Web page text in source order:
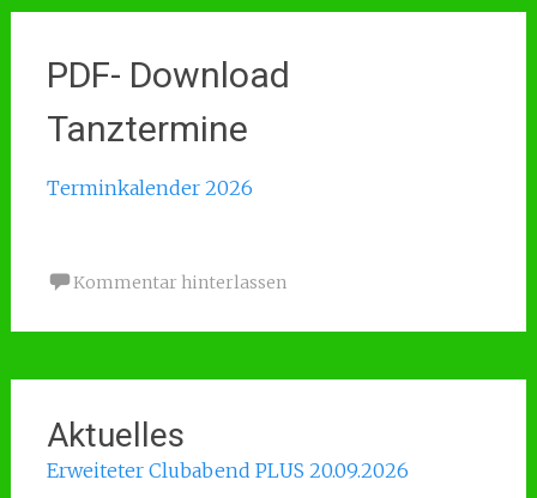
PDF- Download
Tanztermine
Terminkalender 2026
Kommentar hinterlassen
Aktuelles
Erweiteter Clubabend PLUS 20.09.2026